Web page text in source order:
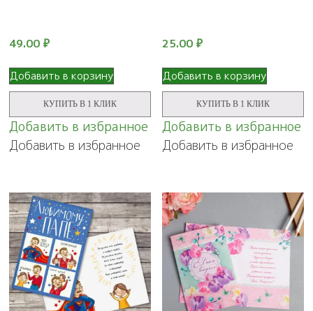
49.00 ₽
Добавить в корзину
КУПИТЬ В 1 КЛИК
Добавить в избранное
Добавить в избранное
25.00₽
Добавить в корзину
КУПИТЬ В 1 КЛИК
Добавить в избранное
Добавить в избранное